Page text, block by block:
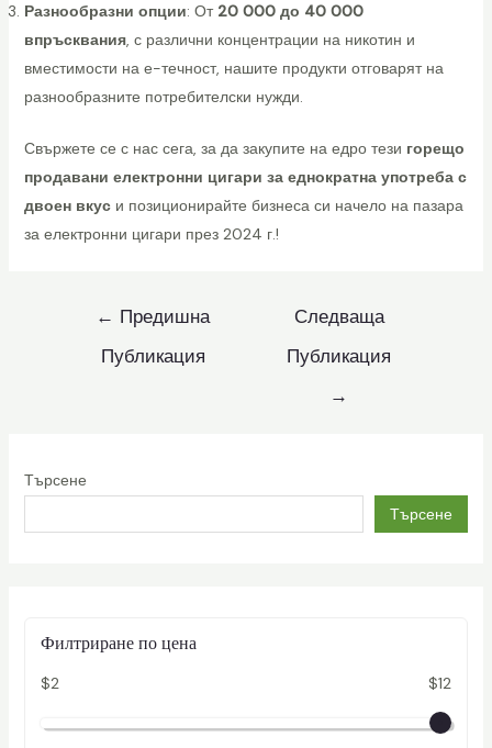
Търсене
Търсене
Филтриране по цена
$2
$12
s
a
b
l
V
a
p
e
с
т
в
Разнообразни опции: От 20 000 до 40 000
впръсквания, с различни концентрации на никотин и
вместимости на е-течност, нашите продукти отговарят на
разнообразните потребителски нужди.
Свържете се с нас сега, за да закупите на едро тези горещо
продавани електронни цигари за еднократна употреба с
двоен вкуси позиционирайте бизнеса си начело на пазара
за електронни цигари през 2024 г.!
Навигация
← Предишна
Публикация
Следваща
Публикация
→